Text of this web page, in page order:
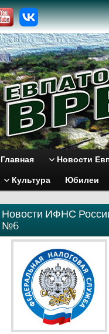
Главная Новости
Культура Юбилеи
Новости ИФНС
№6